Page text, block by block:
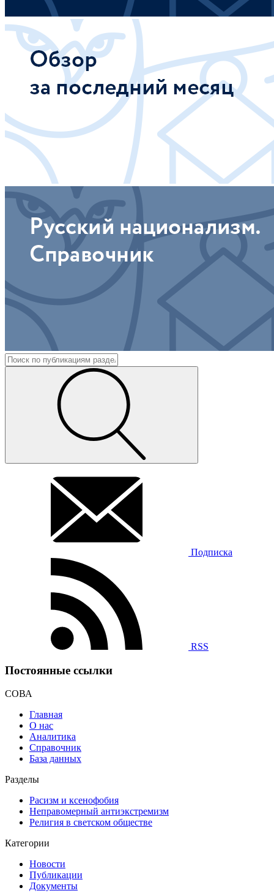
Подписка
RSS
Постоянные ссылки
СОВА
Главная
О нас
Аналитика
Справочник
База данных
Разделы
Расизм и ксенофобия
Неправомерный антиэкстремизм
Религия в светском обществе
Категории
Новости
Публикации
Документы